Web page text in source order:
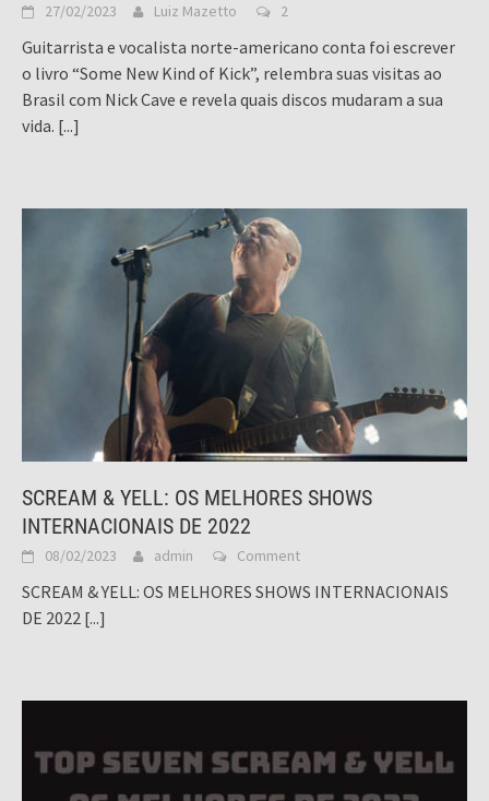
27/02/2023 Luiz Mazetto 2
Guitarrista e vocalista norte-americano conta foi escrever
o livro “Some New Kind of Kick”, relembra suas visitas ao
Brasil com Nick Cave e revela quais discos mudaram a sua
vida. [...]
SCREAM & YELL: OS MELHORES SHOWS
INTERNACIONAIS DE 2022
08/02/2023 admin Comment
SCREAM & YELL: OS MELHORES SHOWS INTERNACIONAIS
DE 2022 [...]